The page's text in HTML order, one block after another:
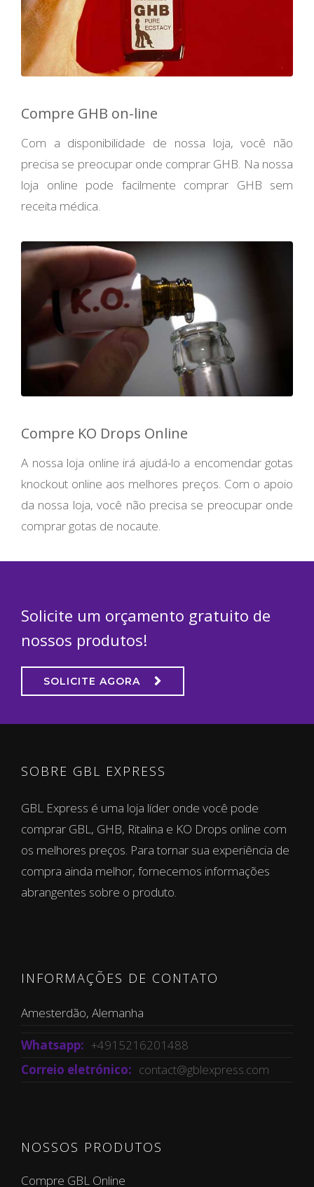
Compre GHB on-line
Com a disponibilidade de nossa loja, você não
precisa se preocupar onde comprar GHB. Na nossa
loja online pode facilmente comprar GHB sem
receita médica.
Compre KO Drops Online
A nossa loja online irá ajudá-lo a encomendar gotas
knockout online aos melhores preços. Com o apoio
da nossa loja, você não precisa se preocupar onde
comprar gotas de nocaute.
Solicite um orçamento gratuito de
nossos produtos!
SOLICITE AGORA
SOBRE GBL EXPRESS
GBL Express é uma loja líder onde você pode
comprar GBL, GHB, Ritalina e KO Drops online com
os melhores preços. Para tornar sua experiência de
compra ainda melhor, fornecemos informações
abrangentes sobre o produto.
INFORMAÇÕES DE CONTATO
Amesterdão, Alemanha
Whatsapp: +4915216201488
Correio eletrónico: contact@gblexpress.com
NOSSOS PRODUTOS
Compre GBL Online